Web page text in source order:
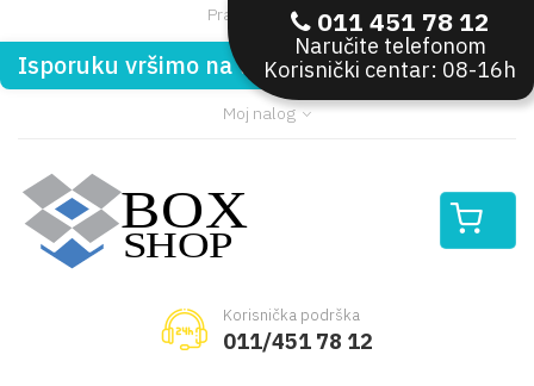
Pratite nas:
Isporuku vršimo na teritoriji Republike Srbije
Moj nalog
Korisnička podrška
011/451 78 12
011 451 78 12
Naručite telefonom
Korisnički centar: 08-16h